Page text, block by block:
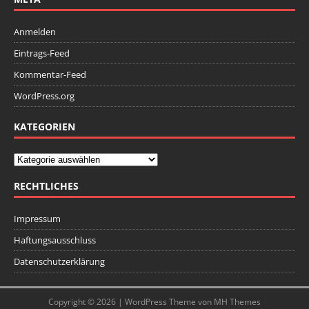
Anmelden
Eintrags-Feed
Kommentar-Feed
WordPress.org
KATEGORIEN
RECHTLICHES
Impressum
Haftungsausschluss
Datenschutzerklärung
Copyright © 2026 | WordPress Theme von MH Themes